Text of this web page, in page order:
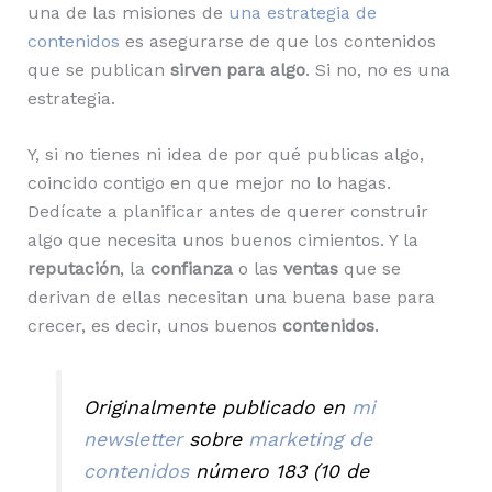
una de las misiones de una estrategia de
contenidos es asegurarse de que los contenidos
que se publican sirven para algo. Si no, no es una
estrategia.
Y, si no tienes ni idea de por qué publicas algo,
coincido contigo en que mejor no lo hagas.
Dedícate a planificar antes de querer construir
algo que necesita unos buenos cimientos. Y la
reputación, la confianzao las ventasque se
derivan de ellas necesitan una buena base para
crecer, es decir, unos buenos contenidos.
Originalmente publicado en mi
newslettersobre marketing de
contenidosnúmero 183 (10 de